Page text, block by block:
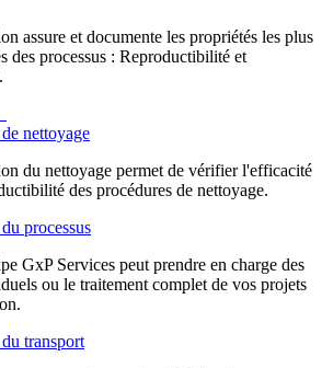
assure et documente les propriétés les plus
des processus : Reproductibilité et
nettoyage
du nettoyage permet de vérifier l'efficacité
des procédures de nettoyage.
processus
GxP Services peut prendre en charge des
ou le traitement complet de vos projets
transport